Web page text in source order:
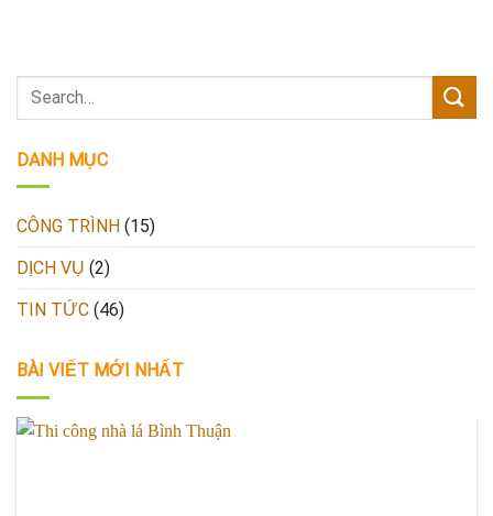
DANH MỤC
CÔNG TRÌNH (15)
DỊCH VỤ (2)
TIN TỨC (46)
BÀI VIẾT MỚI NHẤT